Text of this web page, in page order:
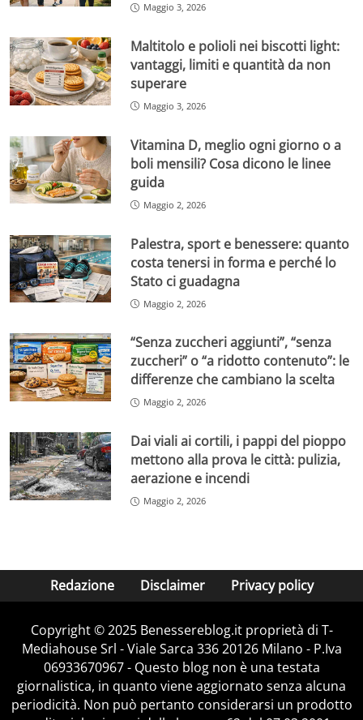
Maggio 3, 2026
Maltitolo e polioli nei biscotti light:
vantaggi, limiti e quantità da non
superare
Maggio 3, 2026
Vitamina D, meglio ogni giorno o a
boli mensili? Cosa dicono le linee
guida
Maggio 2, 2026
Palestra, sport e benessere: quanto
costa tenersi in forma e perché lo
Stato ci guadagna
Maggio 2, 2026
“Senza zuccheri aggiunti”, “senza
zuccheri” o “a ridotto contenuto”: le
differenze che cambiano la scelta
Maggio 2, 2026
Dai viali ai cortili, i pappi del pioppo
mettono alla prova le città: pulizia,
aerazione e incendi
Maggio 2, 2026
Redazione Disclaimer Privacy policy
Copyright © 2025 Benessereblog.it proprietà di T-
Mediahouse Srl - Viale Sarca 336 20126 Milano - P.Iva
06933670967 - Questo blog non è una testata
giornalistica, in quanto viene aggiornato senza alcuna
periodicità. Non può pertanto considerarsi un prodotto